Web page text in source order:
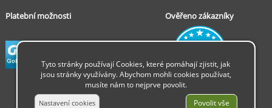
Platební možnosti Ověřeno zákazníky
Tyto stránky používají Cookies, které pomáhají zjistit, jak
jsou stránky využívány. Abychom mohli cookies používat,
musíte nám to nejprve povolit.